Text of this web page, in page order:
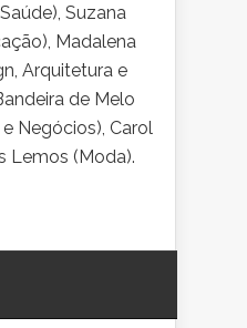
Suzana
Madalena
Arquitetura e
de Melo
Negócios), Carol
Lemos (Moda).